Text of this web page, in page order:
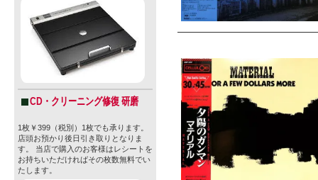
CD・クリーニング修復 研磨
1枚￥399（税別）1枚でも承ります。
店頭お預かり後日引き取りとなりま
す。 当店で購入のお客様はレシートを
お持ちいただければその枚数無料でい
たします。